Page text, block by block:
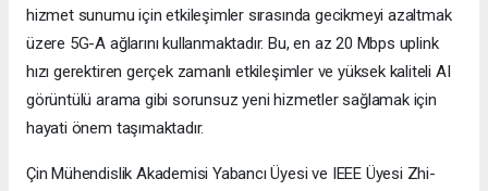
hizmet sunumu için etkileşimler sırasında gecikmeyi azaltmak
üzere 5G-A ağlarını kullanmaktadır. Bu, en az 20 Mbps uplink
hızı gerektiren gerçek zamanlı etkileşimler ve yüksek kaliteli AI
görüntülü arama gibi sorunsuz yeni hizmetler sağlamak için
hayati önem taşımaktadır.
Çin Mühendislik Akademisi Yabancı Üyesi ve IEEE Üyesi Zhi-